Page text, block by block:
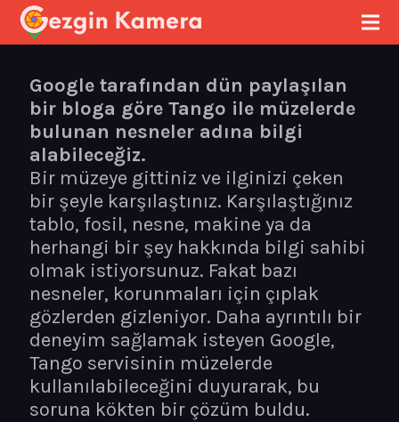
Google tarafından dün paylaşılan
bir bloga göre Tango ile müzelerde
bulunan nesneler adına bilgi
alabileceğiz.
Bir müzeye gittiniz ve ilginizi çeken
bir şeyle karşılaştınız. Karşılaştığınız
tablo, fosil, nesne, makine ya da
herhangi bir şey hakkında bilgi sahibi
olmak istiyorsunuz. Fakat bazı
nesneler, korunmaları için çıplak
gözlerden gizleniyor. Daha ayrıntılı bir
deneyim sağlamak isteyen Google,
Tango servisinin müzelerde
kullanılabileceğini duyurarak, bu
soruna kökten bir çözüm buldu.